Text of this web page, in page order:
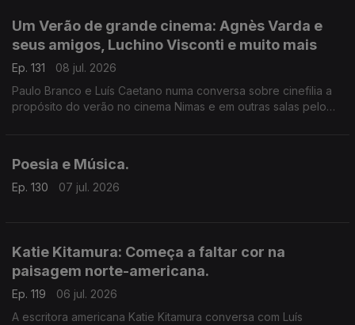
Um Verão de grande cinema: Agnès Varda e
seus amigos, Luchino Visconti e muito mais
Ep. 131
08 jul. 2026
Paulo Branco e Luís Caetano numa conversa sobre cinefilia a
propósito do verão no cinema Nimas e em outras salas pelo
Poesia e Música.
Ep. 130 07 jul. 2026
Katie Kitamura: Começa a faltar cor na
paisagem norte-americana.
Ep. 119
06 jul. 2026
A escritora americana Katie Kitamura conversa com Luís